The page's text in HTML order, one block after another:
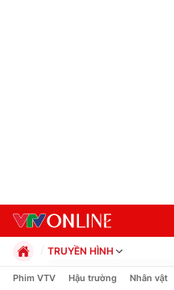
TRUYỀN HÌNH
Chính trị
Phim VTV Hậu trường Nhân vật